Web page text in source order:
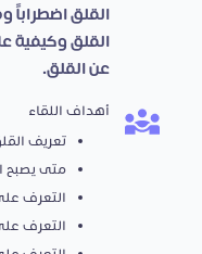
القلق اضطراباً
القلق وكيفية
عن القلق.
أهداف اللقاء
تعريف
متى يصبح
التعرف
التعرف